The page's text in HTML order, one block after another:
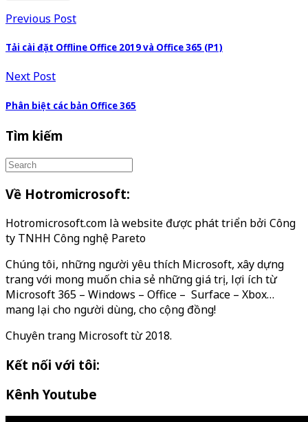
Previous Post
Tải cài đặt Offline Office 2019 và Office 365 (P1)
Next Post
Phân biệt các bản Office 365
Tìm kiếm
Về Hotromicrosoft:
Hotromicrosoft.com là website được phát triển bởi Công
ty TNHH Công nghệ Pareto
Chúng tôi, những người yêu thích Microsoft, xây dựng
trang với mong muốn chia sẻ những giá trị, lợi ích từ
Microsoft 365 – Windows – Office – Surface – Xbox…
mang lại cho người dùng, cho cộng đồng!
Chuyên trang Microsoft từ 2018.
Kết nối với tôi:
Kênh Youtube